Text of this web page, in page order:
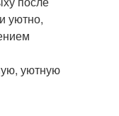
уютно,
уютную